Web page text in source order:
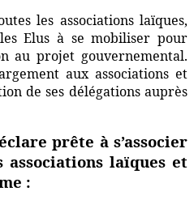
les associations laïques,
Elus à se mobiliser pour
au projet gouvernemental.
aux associations et
de ses délégations auprès
prête à s’associer
laïques et
: